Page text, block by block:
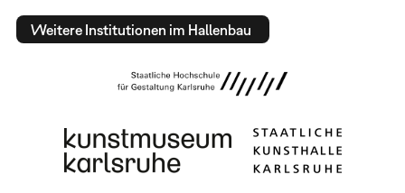
Weitere Institutionen im Hallenbau